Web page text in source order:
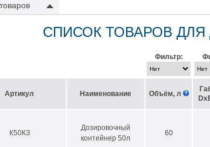
250 до 2000 литров
необходимо установить в емкости или баке под
Звоните по бесплатному номеру 8 (800) 505-59-55,наши
СПИСОК ТОВАРОВ
Фильтр:
Артикул Наименование Объём, л
К50КЗ
Дозировочный
контейнер 50л
60